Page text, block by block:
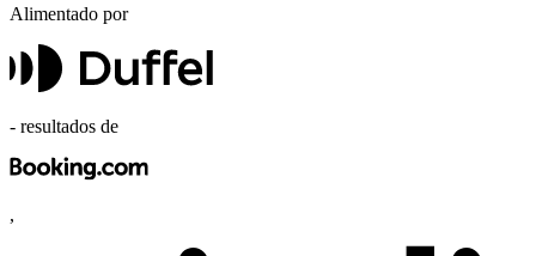
Alimentado por
- resultados de
,